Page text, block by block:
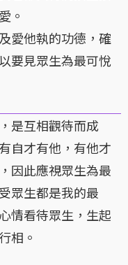
。
愛他執的功德，確
要見眾生為最可悅
是互相觀待而成
自才有他，有他才
因此應視眾生為最
眾生都是我的最
情看待眾生，生起
相。